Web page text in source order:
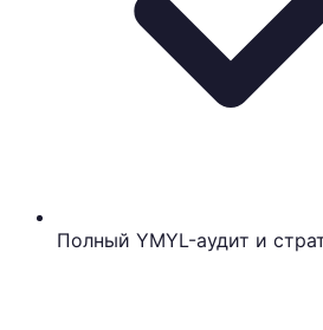
Полный YMYL-аудит и